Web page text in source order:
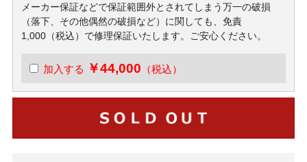
メーカー保証などで保証範囲外とされてしまう万一の破損
（落下、その他偶然の破損など）に関しても、免責
1,000（税込）で修理保証いたします。ご安心ください。
加入する ￥44,000 （税込）